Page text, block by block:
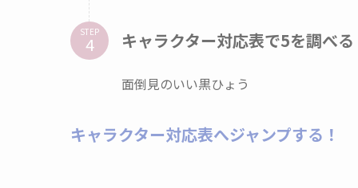
STEP キャラクター対応表で5を調べる
面倒見のいい黒ひょう
キャラクター対応表へジャンプする！